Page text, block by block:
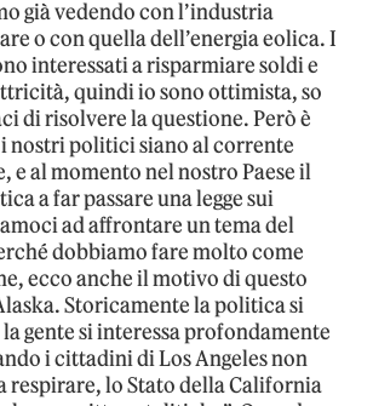
già vedendo con l’industria
o con quella dell’energia eolica. I
interessati a risparmiare soldi e
quindi io sono ottimista, so
di risolvere la questione. Però è
nostri politici siano al corrente
e al momento nel nostro Paese il
a far passare una legge sui
ad affrontare un tema del
dobbiamo fare molto come
ecco anche il motivo di questo
Storicamente la politica si
gente si interessa profondamente
i cittadini di Los Angeles non
respirare, lo Stato della California